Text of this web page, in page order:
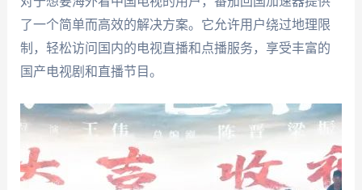
了一个简单而高效的解决方案。它允许用户绕过地理限
制，轻松访问国内的电视直播和点播服务，享受丰富的
国产电视剧和直播节目。